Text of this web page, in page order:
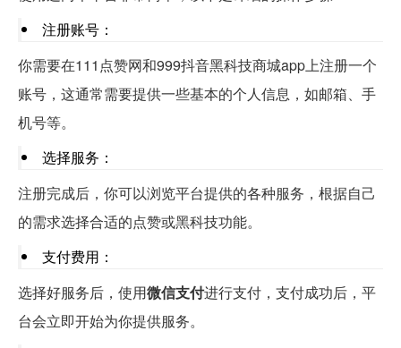
注册账号：
你需要在111点赞网和999抖音黑科技商城app上注册一个
账号，这通常需要提供一些基本的个人信息，如邮箱、手
机号等。
选择服务：
注册完成后，你可以浏览平台提供的各种服务，根据自己
的需求选择合适的点赞或黑科技功能。
支付费用：
选择好服务后，使用微信支付进行支付，支付成功后，平
台会立即开始为你提供服务。